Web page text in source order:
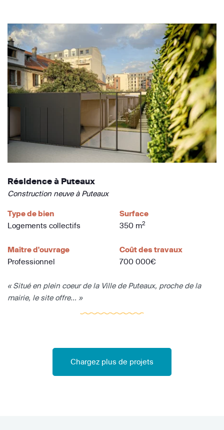
Résidence à Puteaux
Construction neuve à Puteaux
Type de bien
Logements collectifs
Surface
350 m2
Maître d'ouvrage
Professionnel
Coût des travaux
700 000€
« Situé en plein coeur de la Ville de Puteaux, proche de la
mairie, le site offre... »
Chargez plus de projets